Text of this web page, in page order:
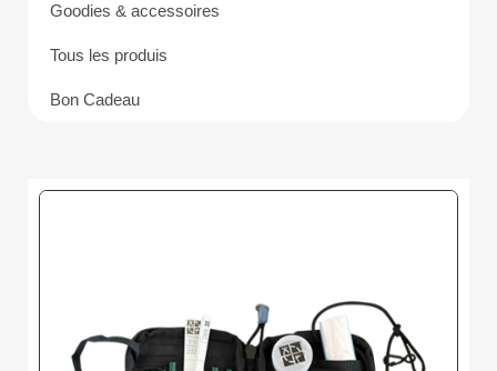
Goodies & accessoires
Tous les produis
Bon Cadeau